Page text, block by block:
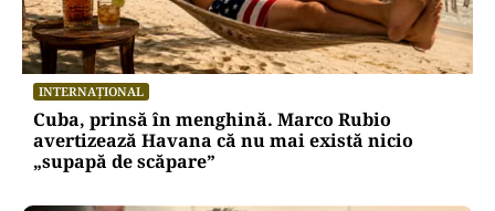
INTERNAȚIONAL
Cuba, prinsă în menghină. Marco Rubio
avertizează Havana că nu mai există nicio
„supapă de scăpare”